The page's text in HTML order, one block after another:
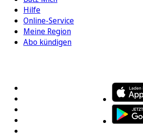
Hilfe
Online-Service
Meine Region
Abo kündigen